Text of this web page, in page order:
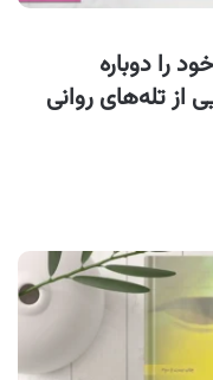
را دوباره
از تله‌های روانی